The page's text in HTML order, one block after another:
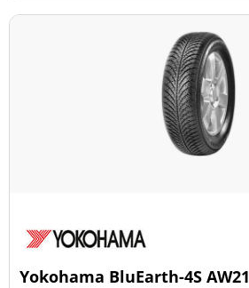
Yokohama BluEarth-4S AW21